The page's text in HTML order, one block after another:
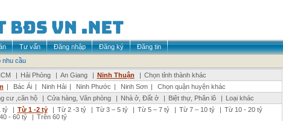
Tư vấn Đăng nhập Đăng ký
Đăng tin
nhu cầu
| Hải Phòng | An Giang | Ninh Thuận | Chọn tỉnh thành khác
| Bác Ái | Ninh Hải | Ninh Phước | Ninh Sơn |
Chọn quận huyện khác
cư ,căn hộ | Cửa hàng, Văn phòng | Nhà ở, Đất ở | Biệt thự, Phân lô | Loại khác
tỷ | Từ 1 -2 tỷ | Từ 2 -3 tỷ | Từ 3 – 5 tỷ | Từ 5 – 7 tỷ | Từ 7 – 10 tỷ | Từ 10 - 20 tỷ
- 60 tỷ | Trên 60 tỷ